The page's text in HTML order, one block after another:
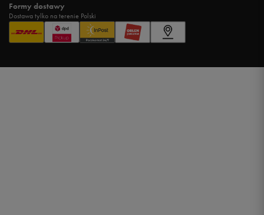
Formy dostawy
Dostawa tylko na terenie Polski